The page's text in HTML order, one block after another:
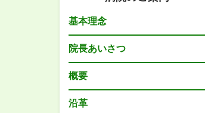
基本理念
院長あいさつ
概要
沿革